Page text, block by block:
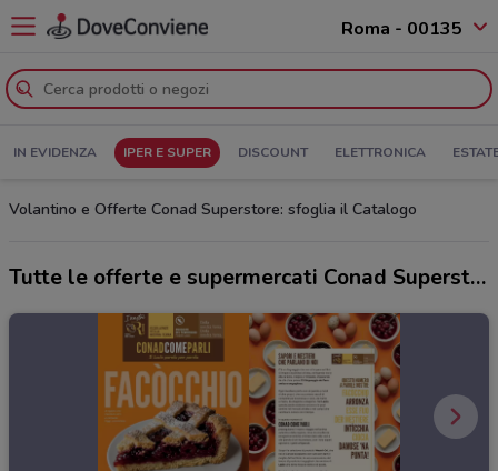
Roma - 00135
IN EVIDENZA IPER E SUPER DISCOUNT ELETTRONICA
Volantino e Offerte Conad Superstore: sfoglia il Catalogo
Tutte le offerte e supermercati Conad Superstore